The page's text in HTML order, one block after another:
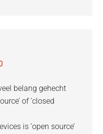
belang gehecht
of ‘closed
is ‘open source’